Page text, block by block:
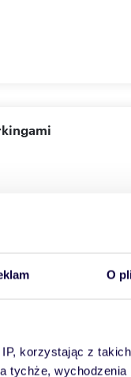
O
korzystając z
tychże, wychodzenia
wyjątkowe